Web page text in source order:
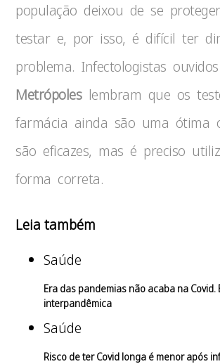
população deixou de se
testar e, por isso, é difícil ter
problema. Infectologistas
Metrópoleslembram que os
farmácia ainda são uma ótima
são eficazes, mas é preciso
forma correta.
Leia também
Saúde
Era das pandemias não acaba na Covid.
interpandêmica
Saúde
Risco de ter Covid longa é menor após